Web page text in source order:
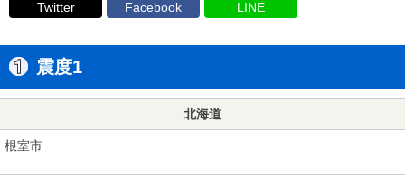
Twitter Facebook LINE
震度1
北海道
根室市